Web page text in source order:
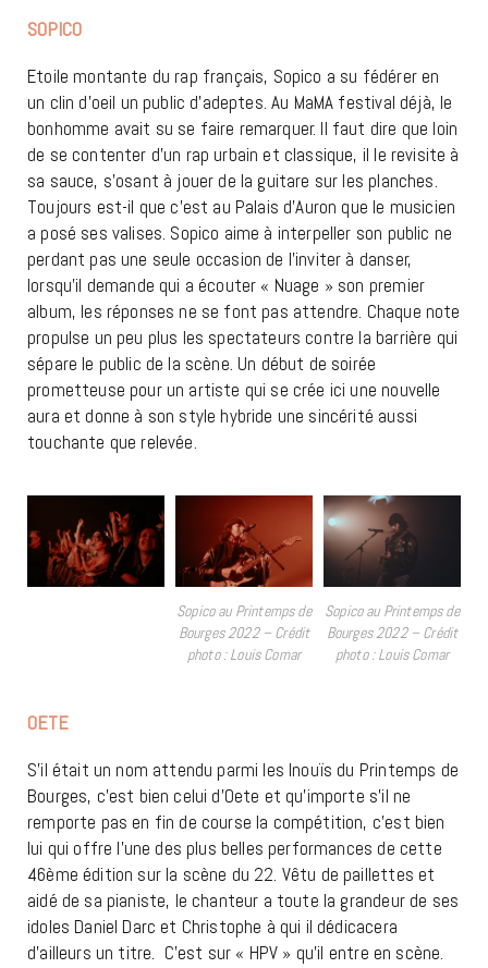
SOPICO
Etoile montante du rap français, Sopico a su fédérer en
un clin d’oeil un public d’adeptes. Au MaMA festival déjà, le
bonhomme avait su se faire remarquer. Il faut dire que loin
de se contenter d’un rap urbain et classique, il le revisite à
sa sauce, s’osant à jouer de la guitare sur les planches.
Toujours est-il que c’est au Palais d’Auron que le musicien
a posé ses valises. Sopico aime à interpeller son public ne
perdant pas une seule occasion de l’inviter à danser,
lorsqu’il demande qui a écouter « Nuage » son premier
album, les réponses ne se font pas attendre. Chaque note
propulse un peu plus les spectateurs contre la barrière qui
sépare le public de la scène. Un début de soirée
prometteuse pour un artiste qui se crée ici une nouvelle
aura et donne à son style hybride une sincérité aussi
touchante que relevée.
Sopico au Printemps de
Bourges 2022 – Crédit
photo : Louis Comar
Sopico au Printemps de
Bourges 2022 – Crédit
photo : Louis Comar
OETE
S’il était un nom attendu parmi les Inouïs du Printemps de
Bourges, c’est bien celui d’Oete et qu’importe s’il ne
remporte pas en fin de course la compétition, c’est bien
lui qui offre l’une des plus belles performances de cette
46ème édition sur la scène du 22. Vêtu de paillettes et
aidé de sa pianiste, le chanteur a toute la grandeur de ses
idoles Daniel Darc et Christophe à qui il dédicacera
d’ailleurs un titre. C’est sur « HPV » qu’il entre en scène.